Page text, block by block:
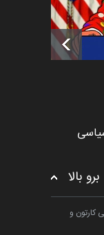
خیری
برو بالا
و